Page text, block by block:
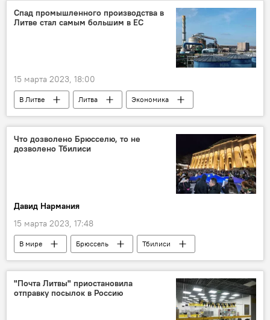
Спад промышленного производства в
Литве стал самым большим в ЕС
15 марта 2023, 18:00
В Литве Литва
Экономика
производство
Что дозволено Брюсселю, то не
дозволено Тбилиси
Давид Нармания
15 марта 2023, 17:48
В мире Брюссель
Тбилиси
Грузия
"Почта Литвы" приостановила
отправку посылок в Россию